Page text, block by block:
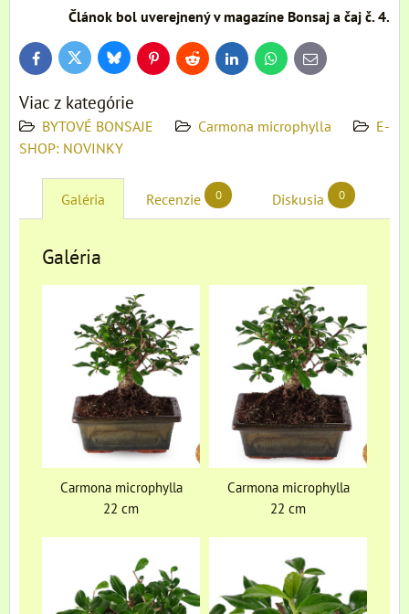
Článok bol uverejnený v magazíne Bonsaj a čaj č. 4.
FacebookTwitter BlueskyPinterestReddit LinkedInWhatsApp
E-
mail
Viac z kategórie
BYTOVÉ BONSAJE Carmona microphylla
E-
SHOP: NOVINKY
Galéria Recenzie 0 Diskusia 0
Galéria
Carmona microphylla
22 cm
Carmona microphylla
22 cm